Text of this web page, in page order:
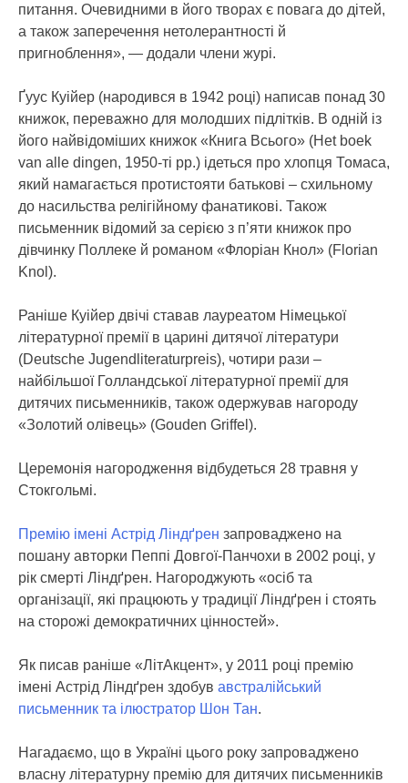
питання. Очевидними в його творах є повага до дітей,
а також заперечення нетолерантності й
пригноблення», — додали члени журі.
Ґуус Куійер (народився в 1942 році) написав понад 30
книжок, переважно для молодших підлітків. В одній із
його найвідоміших книжок «Книга Всього» (Het boek
van alle dingen, 1950-ті рр.) ідеться про хлопця Томаса,
який намагається протистояти батькові – схильному
до насильства релігійному фанатикові. Також
письменник відомий за серією з п’яти книжок про
дівчинку Поллеке й романом «Флоріан Кнол» (Florian
Knol).
Раніше Куійер двічі ставав лауреатом Німецької
літературної премії в царині дитячої літератури
(Deutsche Jugendliteraturpreis), чотири рази –
найбільшої Голландської літературної премії для
дитячих письменників, також одержував нагороду
«Золотий олівець» (Gouden Griffel).
Церемонія нагородження відбудеться 28 травня у
Стокгольмі.
Премію імені Астрід Ліндґрен запроваджено на
пошану авторки Пеппі Довгої-Панчохи в 2002 році, у
рік смерті Ліндґрен. Нагороджують «осіб та
організації, які працюють у традиції Ліндґрен і стоять
на сторожі демократичних цінностей».
Як писав раніше «ЛітАкцент», у 2011 році премію
імені Астрід Ліндґрен здобув австралійський
письменник та ілюстратор Шон Тан.
Нагадаємо, що в Україні цього року запроваджено
власну літературну премію для дитячих письменників